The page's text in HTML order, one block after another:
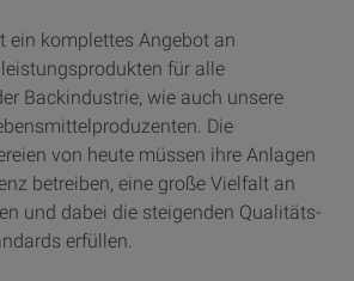
ein komplettes Angebot an
für alle
Backindustrie, wie auch unsere
Die
von heute müssen ihre Anlagen
betreiben, eine große Vielfalt an
und dabei die steigenden Qualitäts-
erfüllen.